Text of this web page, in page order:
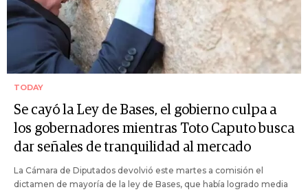
TODAY
Se cayó la Ley de Bases, el gobierno culpa a
los gobernadores mientras Toto Caputo busca
dar señales de tranquilidad al mercado
La Cámara de Diputados devolvió este martes a comisión el
dictamen de mayoría de la ley de Bases, que había logrado media